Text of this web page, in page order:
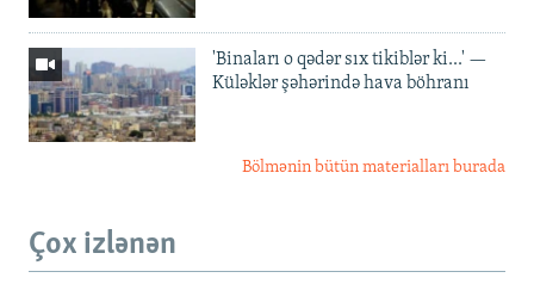
'Binaları o qədər sıx tikiblər ki...' —
Küləklər şəhərində hava böhranı
Bölmənin bütün materialları burada
Çox izlənən